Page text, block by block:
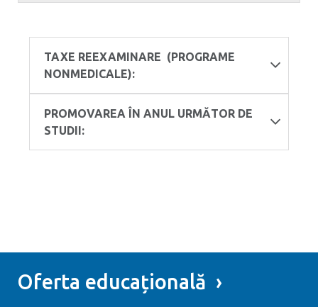
TAXE REEXAMINARE (PROGRAME
NONMEDICALE):
PROMOVAREA ÎN ANUL URMĂTOR DE
STUDII:
Oferta educațională ›